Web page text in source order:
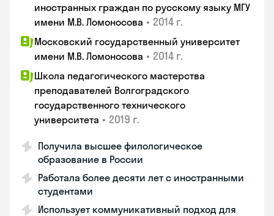
иностранных граждан по русскому языку МГУ
имени М.В. Ломоносова • 2014 г.
Московский государственный университет
имени М.В. Ломоносова • 2014 г.
Школа педагогического мастерства
преподавателей Волгоградского
государственного технического
университета • 2019 г.
Получила высшее филологическое
образование в России
Работала более десяти лет с иностранными
студентами
Использует коммуникативный подход для